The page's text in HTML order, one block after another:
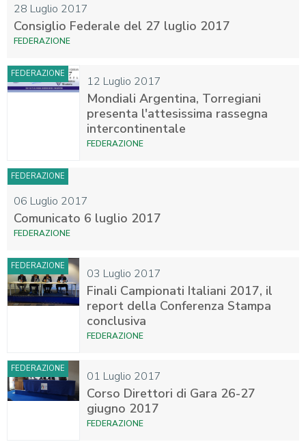
28 Luglio 2017
Consiglio Federale del 27 luglio 2017
FEDERAZIONE
12 Luglio 2017
FEDERAZIONE
Mondiali Argentina, Torregiani
presenta l'attesissima rassegna
intercontinentale
FEDERAZIONE
06 Luglio 2017
FEDERAZIONE
Comunicato 6 luglio 2017
FEDERAZIONE
03 Luglio 2017
FEDERAZIONE
Finali Campionati Italiani 2017, il
report della Conferenza Stampa
conclusiva
FEDERAZIONE
01 Luglio 2017
FEDERAZIONE
Corso Direttori di Gara 26-27
giugno 2017
FEDERAZIONE